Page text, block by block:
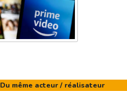
Du même acteur / réalisateur